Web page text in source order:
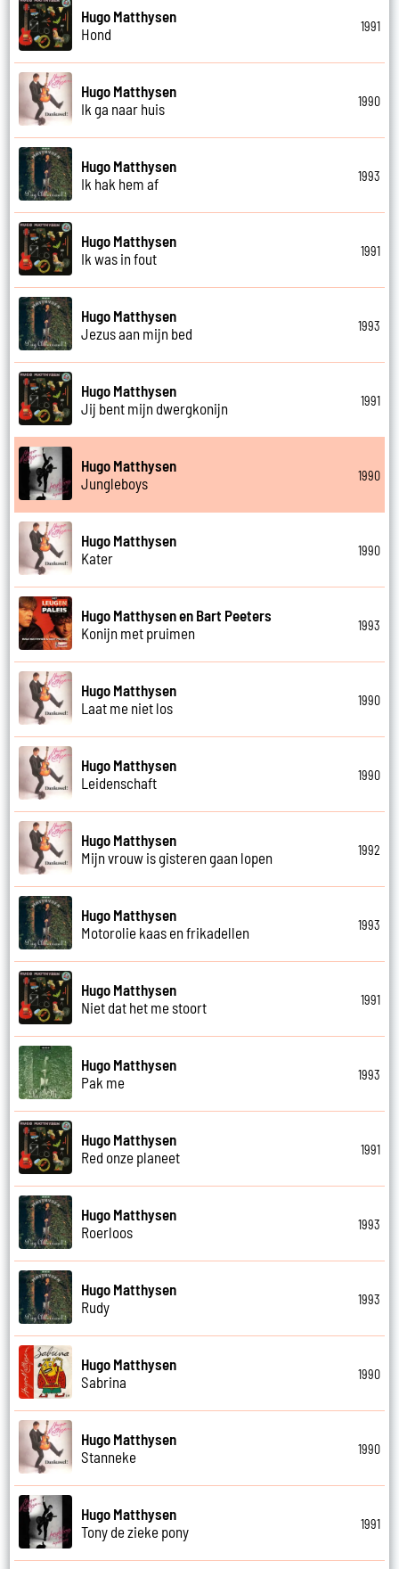
Hugo Matthysen
Hond
1991
Hugo Matthysen
Ik ga naar huis
1990
Hugo Matthysen
Ik hak hem af
1993
Hugo Matthysen
Ik was in fout
1991
Hugo Matthysen
Jezus aan mijn bed
1993
Hugo Matthysen
Jij bent mijn dwergkonijn
1991
Hugo Matthysen
Jungleboys
1990
Hugo Matthysen
Kater
1990
Hugo Matthysen en Bart Peeters
Konijn met pruimen
1993
Hugo Matthysen
Laat me niet los
1990
Hugo Matthysen
Leidenschaft
1990
Hugo Matthysen
Mijn vrouw is gisteren gaan lopen
1992
Hugo Matthysen
Motorolie kaas en frikadellen
1993
Hugo Matthysen
Niet dat het me stoort
1991
Hugo Matthysen
Pak me
1993
Hugo Matthysen
Red onze planeet
1991
Hugo Matthysen
Roerloos
1993
Hugo Matthysen
Rudy
1993
Hugo Matthysen
Sabrina
1990
Hugo Matthysen
Stanneke
1990
Hugo Matthysen
Tony de zieke pony
1991